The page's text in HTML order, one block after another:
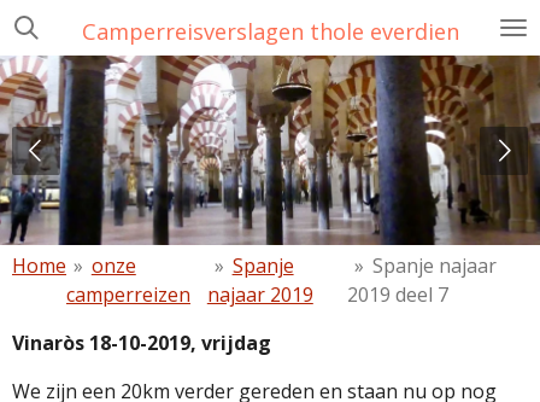
Ga
direct
naar
de
hoofdinhoud
Camperreisverslagen thole everdien
Home » onze
camperreizen
» Spanje
najaar 2019
» Spanje najaar
2019 deel 7
Vinaròs 18-10-2019, vrijdag
We zijn een 20km verder gereden en staan nu op nog